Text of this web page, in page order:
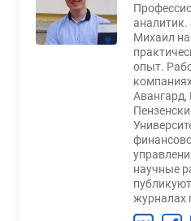
аналитик.
Михаил
опыт.
Авангард,
научные
журналах